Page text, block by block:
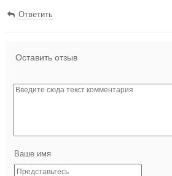
Ответить
Оставить отзыв
Ваше имя